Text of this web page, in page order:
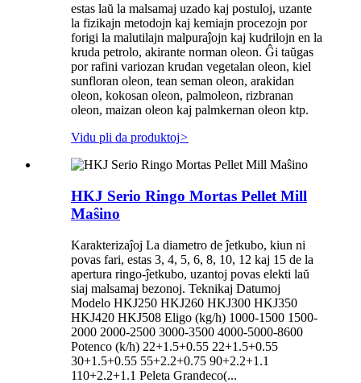
estas laŭ la malsamaj uzado kaj postuloj, uzante
la fizikajn metodojn kaj kemiajn procezojn por
forigi la malutilajn malpuraĵojn kaj kudrilojn en la
kruda petrolo, akirante norman oleon. Ĝi taŭgas
por rafini variozan krudan vegetalan oleon, kiel
sunfloran oleon, tean seman oleon, arakidan
oleon, kokosan oleon, palmoleon, rizbranan
oleon, maizan oleon kaj palmkernan oleon ktp.
Vidu pli da produktoj>
HKJ Serio Ringo Mortas Pellet Mill
Maŝino
Karakterizaĵoj La diametro de ĵetkubo, kiun ni
povas fari, estas 3, 4, 5, 6, 8, 10, 12 kaj 15 de la
apertura ringo-ĵetkubo, uzantoj povas elekti laŭ
siaj malsamaj bezonoj. Teknikaj Datumoj
Modelo HKJ250 HKJ260 HKJ300 HKJ350
HKJ420 HKJ508 Eligo (kg/h) 1000-1500 1500-
2000 2000-2500 3000-3500 4000-5000-8600
Potenco (k/h) 22+1.5+0.55 22+1.5+0.55
30+1.5+0.55 55+2.2+0.75 90+2.2+1.1
110+2.2+1.1 Peleta Grandeco(...